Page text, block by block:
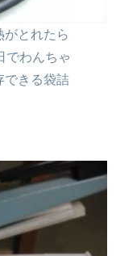
とれたら
わんちゃ
きる袋詰